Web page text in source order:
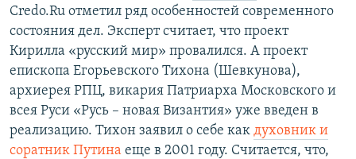
Credo.Ru отметил ряд особенностей современного
состояния дел. Эксперт считает, что проект
Кирилла «русский мир» провалился. А проект
епископа Егорьевского Тихона (Шевкунова),
архиерея РПЦ, викария Патриарха Московского и
всея Руси «Русь – новая Византия» уже введен в
реализацию. Тихон заявил о себе как духовник и
соратник Путина еще в 2001 году. Считается, что,